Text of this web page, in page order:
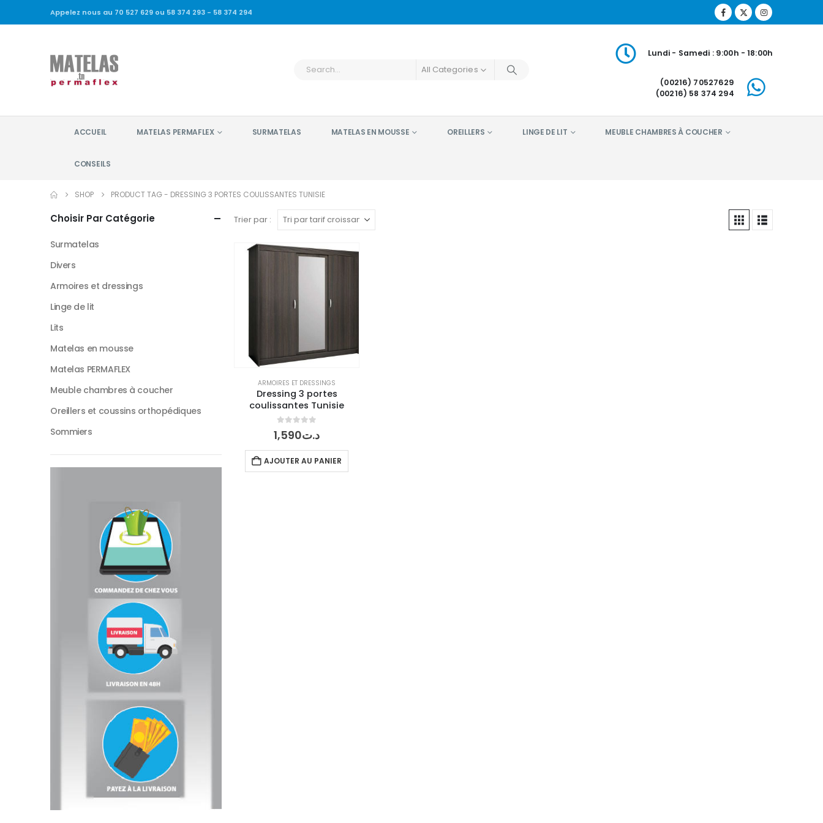
Appelez nous au 70 527 629 ou 58 374 293 - 58 374 294
All Categories
Lundi - Samedi : 9:00h - 18:00h
(00216) 70527629
(00216) 58 374 294
ACCUEIL MATELAS PERMAFLEX SURMATELAS MATELAS EN MOUSSE OREILLERS LINGE DE LIT MEUBLE CHAMBRES À COUCHER
CONSEILS
SHOP PRODUCT TAG - DRESSING 3 PORTES COULISSANTES TUNISIE
Trier par :
ARMOIRES ET DRESSINGS
Dressing 3 portes
coulissantes Tunisie
0 out of 5د.ت1,590
AJOUTER AU PANIER
Choisir Par Catégorie
Surmatelas
Divers
Armoires et dressings
Linge de lit
Lits
Matelas en mousse
Matelas PERMAFLEX
Meuble chambres à coucher
Oreillers et coussins orthopédiques
Sommiers